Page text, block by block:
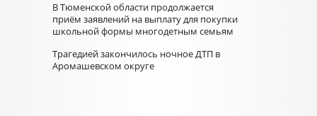
В Тюменской области продолжается
приём заявлений на выплату для покупки
школьной формы многодетным семьям
Трагедией закончилось ночное ДТП в
Аромашевском округе